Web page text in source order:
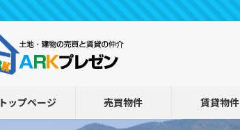
トップページ 売買物件 賃貸物件